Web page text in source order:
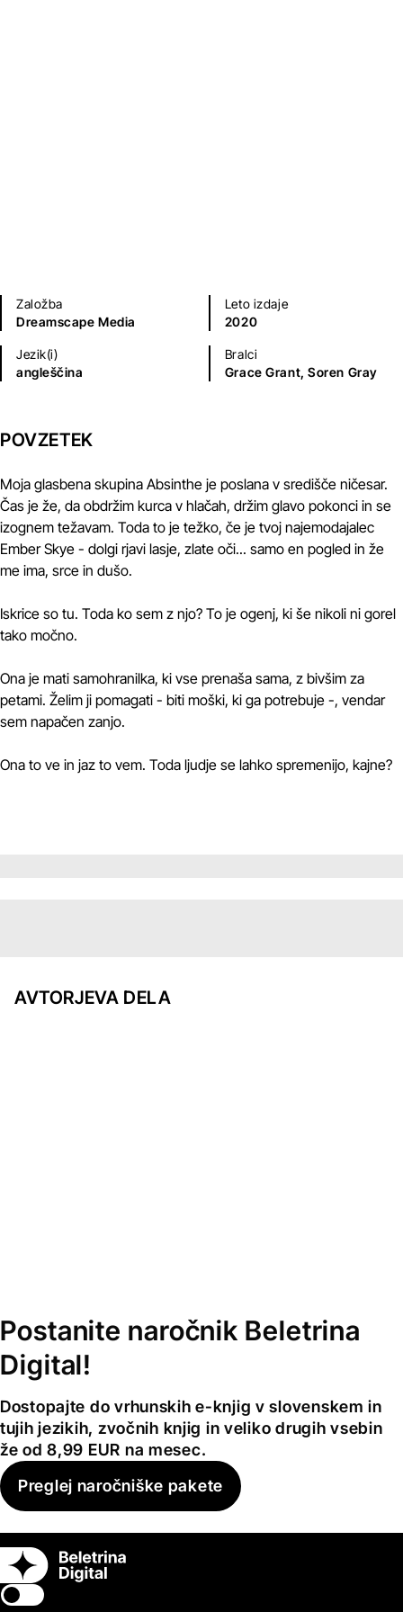
Založba
Dreamscape Media
Leto izdaje
2020
Jezik(i)
angleščina
Bralci
Grace Grant,Soren Gray
POVZETEK
Moja glasbena skupina Absinthe je poslana v središče ničesar.
Čas je že, da obdržim kurca v hlačah, držim glavo pokonci in se
izognem težavam. Toda to je težko, če je tvoj najemodajalec
Ember Skye - dolgi rjavi lasje, zlate oči... samo en pogled in že
me ima, srce in dušo.
Iskrice so tu. Toda ko sem z njo? To je ogenj, ki še nikoli ni gorel
tako močno.
Ona je mati samohranilka, ki vse prenaša sama, z bivšim za
petami. Želim ji pomagati - biti moški, ki ga potrebuje -, vendar
sem napačen zanjo.
Ona to ve in jaz to vem. Toda ljudje se lahko spremenijo, kajne?
AVTORJEVA DELA
Postanite naročnik Beletrina
Digital!
Dostopajte do vrhunskih e-knjig v slovenskem in
tujih jezikih, zvočnih knjig in veliko drugih vsebin
že od 8,99 EUR na mesec.
Preglej naročniške pakete
Switch theme